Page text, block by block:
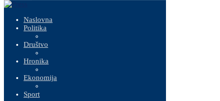
Naslovna
Politika
Društvo
Hronika
Ekonomija
Sport